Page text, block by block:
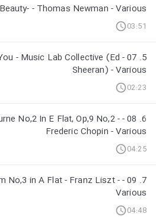
Beauty- - Thomas Newman - Various
03:51
Of You - Music Lab Collective (Ed
Sheeran) - Various
02:23
No,2 In E Flat, Op,9 No,2 -
Frederic Chopin - Various
04:25
No,3 in A Flat - Franz Liszt -
Various
04:48